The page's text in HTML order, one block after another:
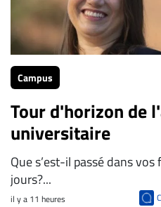
Campus
Tour d'horizon de
universitaire
Que s’est-il passé dans
jours?...
il y a 11 heures